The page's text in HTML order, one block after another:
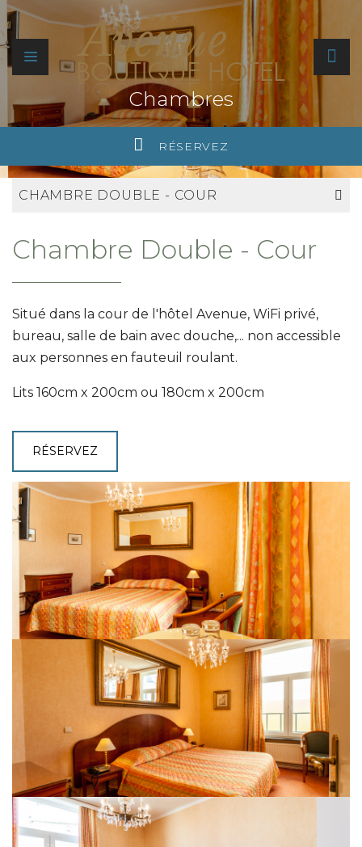
Chambres
RÉSERVEZ
CHAMBRE DOUBLE - COUR
Chambre Double - Cour
Situé dans la cour de l'hôtel Avenue, WiFi privé,
bureau, salle de bain avec douche,... non accessible
aux personnes en fauteuil roulant.
Lits 160cm x 200cm ou 180cm x 200cm
RÉSERVEZ